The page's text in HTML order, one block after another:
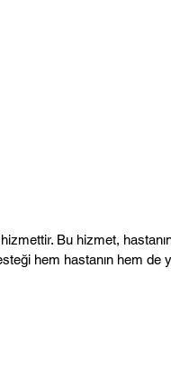
Bu hizmet,
hem hastanın hem de